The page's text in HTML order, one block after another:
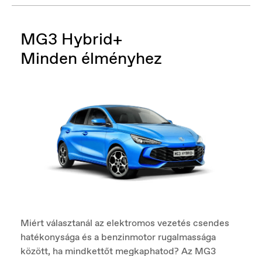
MG3 Hybrid+
Minden élményhez
Miért választanál az elektromos vezetés csendes
hatékonysága és a benzinmotor rugalmassága
között, ha mindkettőt megkaphatod? Az MG3